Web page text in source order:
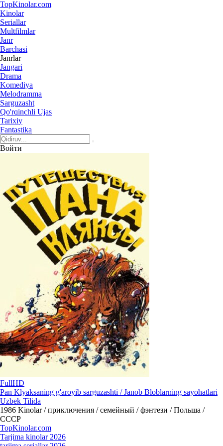
TopKinolar.com
Kinolar
Seriallar
Multfilmlar
Janr
Barchasi
Janrlar
Jangari
Drama
Komediya
Melodramma
Sarguzasht
Qo'rqinchli Ujas
Tarixiy
Fantastika
Войти
FullHD
Pan Klyaksaning g'aroyib sarguzashti / Janob Bloblarning sayohatlari
Uzbek Tilida
1986 Kinolar / приключения / семейный / фэнтези / Польша /
СССР
TopKinolar.com
Tarjima kinolar 2026